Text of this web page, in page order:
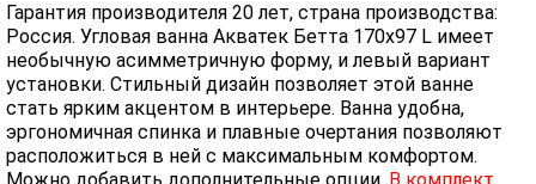
Гарантия производителя 20 лет, страна производства:
Россия. Угловая ванна Акватек Бетта 170x97 L имеет
необычную асимметричную форму, и левый вариант
установки. Стильный дизайн позволяет этой ванне
стать ярким акцентом в интерьере. Ванна удобна,
эргономичная спинка и плавные очертания позволяют
расположиться в ней с максимальным комфортом.